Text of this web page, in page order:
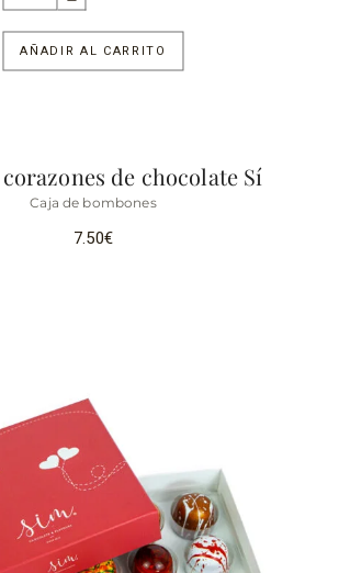
AÑADIR AL CARRITO
de chocolate Sí
Caja de bombones
7.50€